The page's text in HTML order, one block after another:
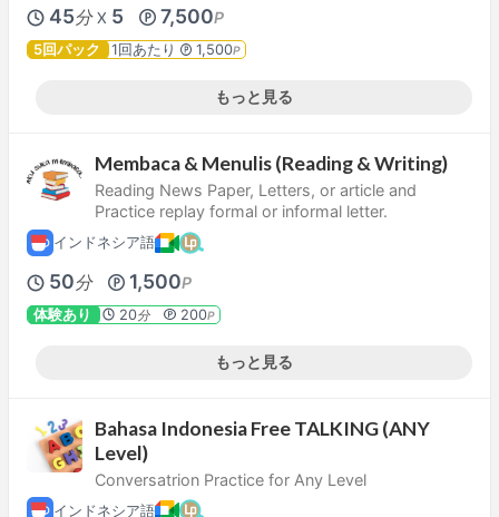
45分 X 5 7,500P
5回パック 1回あたり 1,500P
もっと見る
Membaca & Menulis (Reading & Writing)
Reading News Paper, Letters, or article and
Practice replay formal or informal letter.
インドネシア語
50分 1,500P
体験あり 20分 200P
もっと見る
Bahasa Indonesia Free TALKING (ANY
Level)
Conversatrion Practice for Any Level
インドネシア語